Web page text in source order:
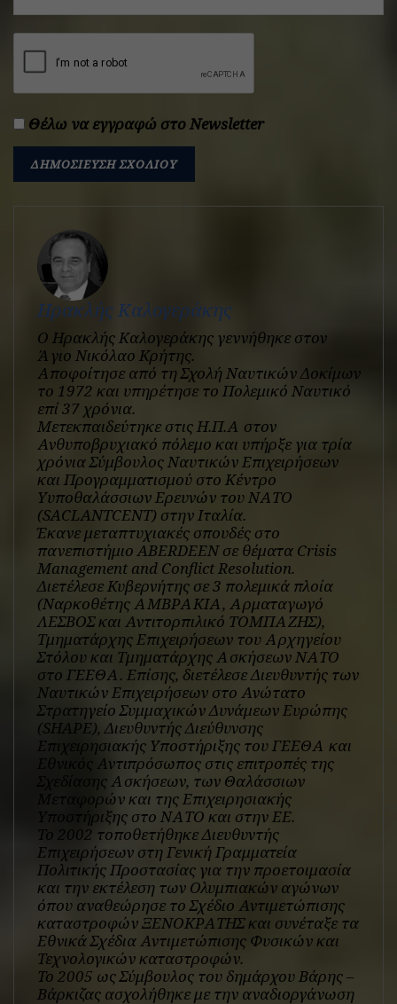
Θέλω να εγγραφώ στο Newsletter
Ηρακλής Καλογεράκης
Ο Ηρακλής Καλογεράκης γεννήθηκε στον
Άγιο Νικόλαο Κρήτης.
Αποφοίτησε από τη Σχολή Ναυτικών Δοκίμων
το 1972 και υπηρέτησε το Πολεμικό Ναυτικό
επί 37 χρόνια.
Μετεκπαιδεύτηκε στις Η.Π.Α στον
Ανθυποβρυχιακό πόλεμο και υπήρξε για τρία
χρόνια Σύμβουλος Ναυτικών Επιχειρήσεων
και Προγραμματισμού στο Κέντρο
Yυποθαλάσσιων Ερευνών του ΝΑΤΟ
(SACLANTCENT) στην Ιταλία.
Έκανε μεταπτυχιακές σπουδές στο
πανεπιστήμιο ABERDEEN σε θέματα Crisis
Management and Conflict Resolution.
Διετέλεσε Κυβερνήτης σε 3 πολεμικά πλοία
(Ναρκοθέτης ΑΜΒΡΑΚΙΑ, Αρματαγωγό
ΛΕΣΒΟΣ και Αντιτορπιλικό ΤΟΜΠΑΖΗΣ),
Τμηματάρχης Επιχειρήσεων του Αρχηγείου
Στόλου και Τμηματάρχης Ασκήσεων ΝΑΤΟ
στο ΓΕΕΘΑ. Επίσης, διετέλεσε Διευθυντής των
Ναυτικών Επιχειρήσεων στο Ανώτατο
Στρατηγείο Συμμαχικών Δυνάμεων Ευρώπης
(SHAPE), Διευθυντής Διεύθυνσης
Επιχειρησιακής Υποστήριξης του ΓΕΕΘΑ και
Εθνικός Αντιπρόσωπος στις επιτροπές της
Σχεδίασης Ασκήσεων, των Θαλάσσιων
Μεταφορών και της Επιχειρησιακής
Υποστήριξης στο ΝΑΤΟ και στην ΕΕ.
Το 2002 τοποθετήθηκε Διευθυντής
Επιχειρήσεων στη Γενική Γραμματεία
Πολιτικής Προστασίας για την προετοιμασία
και την εκτέλεση των Ολυμπιακών αγώνων
όπου αναθεώρησε το Σχέδιο Αντιμετώπισης
καταστροφών ΞΕΝΟΚΡΑΤΗΣ και συνέταξε τα
Εθνικά Σχέδια Αντιμετώπισης Φυσικών και
Τεχνολογικών καταστροφών.
Το 2005 ως Σύμβουλος του δημάρχου Βάρης –
Βάρκιζας ασχολήθηκε με την αναδιοργάνωση